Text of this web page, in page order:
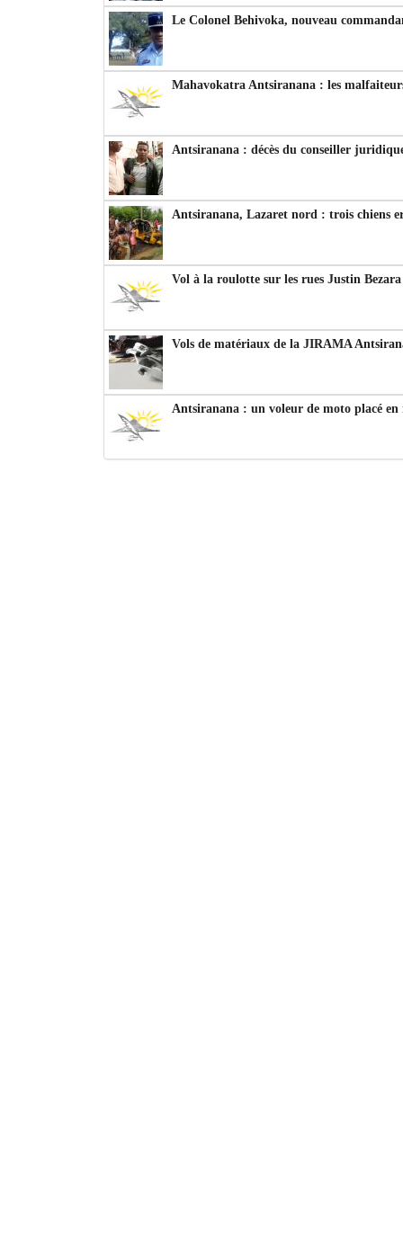
Le Colonel Behivoka, nouveau
Mahavokatra Antsiranana : les
Antsiranana : décès du conseiller
Antsiranana, Lazaret nord : trois chiens
Vol à la roulotte sur les rues Justin
Vols de matériaux de la JIRAMA
Antsiranana : un voleur de moto placé en